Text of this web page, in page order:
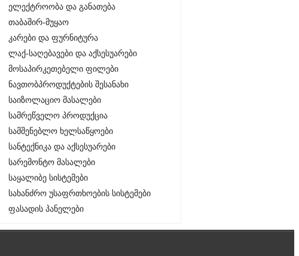
ელექტროობა და განათება
თაბაშირ-მუყაო
კარები და ფურნიტურა
ლაქ-საღებავები და აქსესუარები
მოსაპირკეთებელი ფილები
ნავთობპროდუქტების შესანახი
საიზოლაციო მასალები
სამრეწველო პროდუქცია
სამშენებლო ხელსაწყოები
სანტექნიკა და აქსესუარები
სარემონტო მასალები
საყალიბე სისტემები
სახანძრო უსაფრთხოების სისტემები
ფასადის პანელები